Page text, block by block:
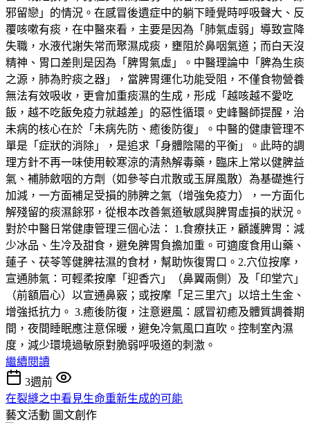
邪留戀」的情況。在感冒後遺症中的躺下睡覺時呼吸聲大、反
覆咳嗽有痰，在中醫來看，主要是因為「肺氣虛弱」導致宣降
失職，水液代謝失常而聚濕成痰，壅阻於鼻咽氣道；而白天沒
精神、胃口差則是因為「脾胃氣虛」。中醫理論中「脾為生痰
之源，肺為貯痰之器」，當脾胃運化功能受阻，不僅食物營養
無法有效吸收，更會加重痰濕的生成，形成「越咳越不愛吃
飯，越不吃飯免疫力就越差」的惡性循環。史峰醫師提醒，治
未病的核心在於「未病先防、癒後防復」。中醫的健康管理不
單是「症狀的消除」，是追求「身體陰陽的平衡」。此時的調
理方針不再一味使用較寒涼的清熱解毒藥，臨床上常以健脾益
氣、補肺斂咽的方劑（如參苓白朮散或玉屏風散）為基礎進行
加減，一方面補足受損的肺脾之氣（增強免疫力），一方面化
解殘留的痰濕餘邪，從根本改善氣道敏感與脾胃虛損的狀況。
對於中醫日常健康管理三個心法： 1.食療扶正，顧護脾胃：減
少冰品、生冷及甜食，避免脾胃負擔加重。可適度食用山藥、
蓮子、茯苓等健脾祛濕的食材，幫助恢復胃口。2.穴位按摩，
宣通肺氣：可輕柔按摩「迎香穴」（鼻翼兩側）及「印堂穴」
（前額眉心）以宣通鼻竅；或按摩「足三里穴」以培土生金、
增強抵抗力。 3.癒後防復，注意避風：感冒初癒及體質調養期
間，夜間睡眠應注意保暖，避免冷氣風口直吹。控制室內濕
度，減少環境過敏原對脆弱呼吸道的刺激。
繼續閱讀
3週前
在裂縫之中看見生命重新生成的可能
藝文活動 圖文創作